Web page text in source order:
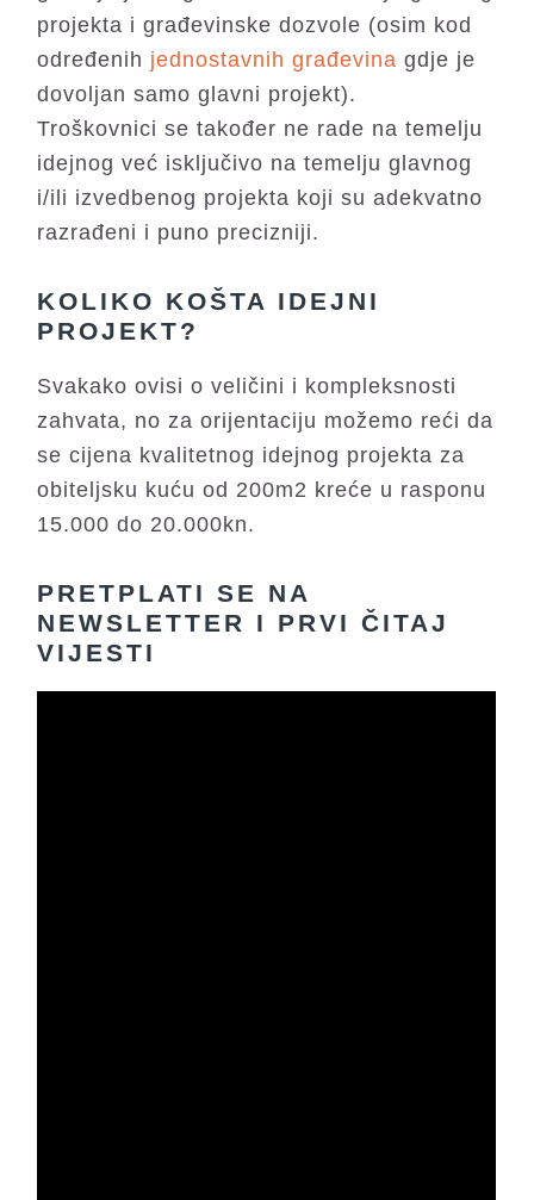
projekta i građevinske dozvole (osim kod
određenih jednostavnih građevina gdje je
dovoljan samo glavni projekt).
Troškovnici se također ne rade na temelju
idejnog već isključivo na temelju glavnog
i/ili izvedbenog projekta koji su adekvatno
razrađeni i puno precizniji.
KOLIKO KOŠTA IDEJNI
PROJEKT?
Svakako ovisi o veličini i kompleksnosti
zahvata, no za orijentaciju možemo reći da
se cijena kvalitetnog idejnog projekta za
obiteljsku kuću od 200m2 kreće u rasponu
15.000 do 20.000kn.
PRETPLATI SE NA
NEWSLETTER I PRVI ČITAJ
VIJESTI